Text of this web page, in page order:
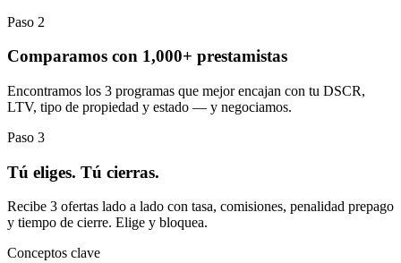
Paso 2
Comparamos con 1,000+ prestamistas
Encontramos los 3 programas que mejor encajan con tu DSCR,
LTV, tipo de propiedad y estado — y negociamos.
Paso 3
Tú eliges. Tú cierras.
Recibe 3 ofertas lado a lado con tasa, comisiones, penalidad prepago
y tiempo de cierre. Elige y bloquea.
Conceptos clave